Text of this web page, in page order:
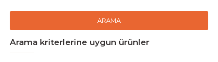
ARAMA
Arama kriterlerine uygun ürünler